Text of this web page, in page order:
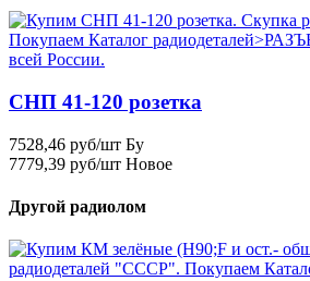
СНП 41-120 розетка
7528,46 руб/шт Бу
7779,39 руб/шт Новое
Другой радиолом